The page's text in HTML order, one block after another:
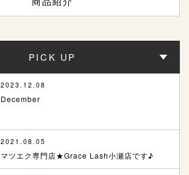
PICK UP
2023.12.08
December
2021.08.05
マツエク専門店★Grace Lash小瀬店です♪